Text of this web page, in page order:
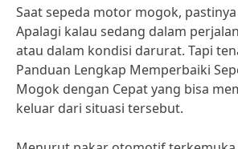
Saat sepeda motor mogok,
Apalagi kalau sedang dalam
atau dalam kondisi darurat. Tapi
Panduan Lengkap Memperbaiki
Mogok dengan Cepat yang bisa
keluar dari situasi tersebut.